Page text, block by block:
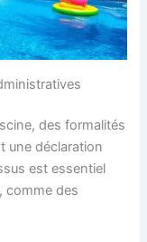
des formalités
une déclaration
est essentiel
comme des